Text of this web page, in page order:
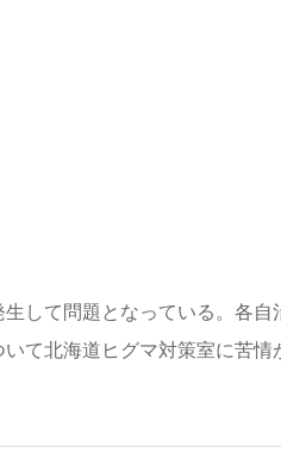
して問題となっている。各自
て北海道ヒグマ対策室に苦情